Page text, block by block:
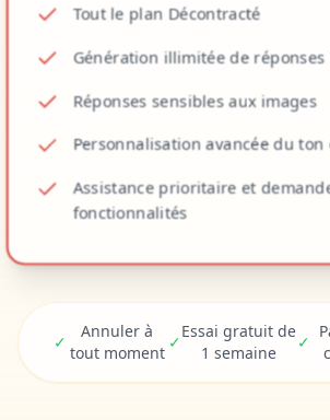
Tout le plan Décontracté
Génération illimitée de réponses
Réponses sensibles aux images
Personnalisation avancée du
Assistance prioritaire et
fonctionnalités
✓
Annuler à
tout moment
✓
Essai gratuit de
1 semaine
✓